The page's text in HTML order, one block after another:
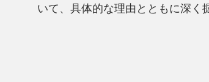
いて、具体的な理由とともに深く